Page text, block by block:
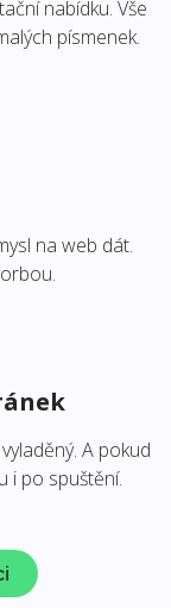
nabídku. Vše
písmenek.
na web dát.
A pokud
i po spuštění.